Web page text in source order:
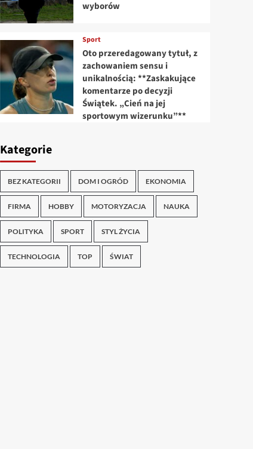
wyborów
Sport
Oto przeredagowany tytuł, z
zachowaniem sensu i
unikalnością: **Zaskakujące
komentarze po decyzji
Świątek. „Cień na jej
sportowym wizerunku”**
Kategorie
BEZ KATEGORII DOM I OGRÓD EKONOMIA
FIRMA HOBBY MOTORYZACJA NAUKA
POLITYKA SPORT STYL ŻYCIA
TECHNOLOGIA TOP ŚWIAT